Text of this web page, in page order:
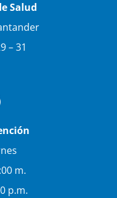
Salud
– 31
m.
p.m.